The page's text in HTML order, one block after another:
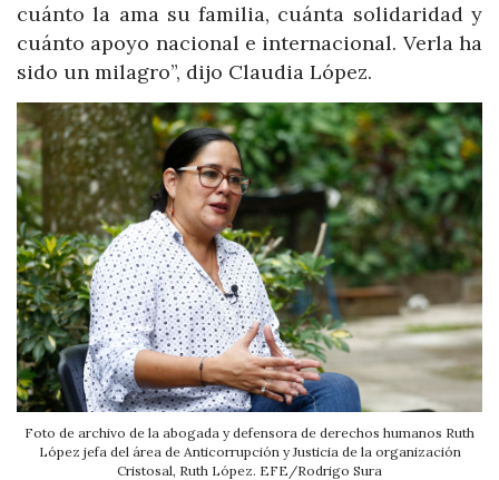
cuánto la ama su familia, cuánta solidaridad y
cuánto apoyo nacional e internacional. Verla ha
sido un milagro”, dijo Claudia López.
Foto de archivo de la abogada y defensora de derechos humanos Ruth
López jefa del área de Anticorrupción y Justicia de la organización
Cristosal, Ruth López. EFE/Rodrigo Sura